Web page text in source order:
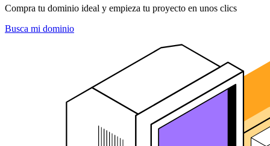
Compra tu dominio ideal y empieza tu proyecto en unos clics
Busca mi dominio